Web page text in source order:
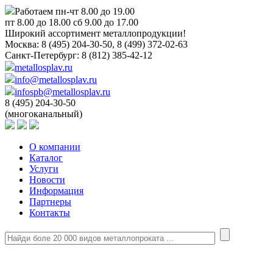
Работаем пн-чт 8.00 до 19.00
пт 8.00 до 18.00 сб 9.00 до 17.00
Широкий ассортимент металлопродукции!
Москва: 8 (495) 204-30-50, 8 (499) 372-02-63
Санкт-Петербург: 8 (812) 385-42-12
metallosplav.ru
info@metallosplav.ru
infospb@metallosplav.ru
8 (495) 204-30-50
(многоканальный)
О компании
Каталог
Услуги
Новости
Информация
Партнеры
Контакты